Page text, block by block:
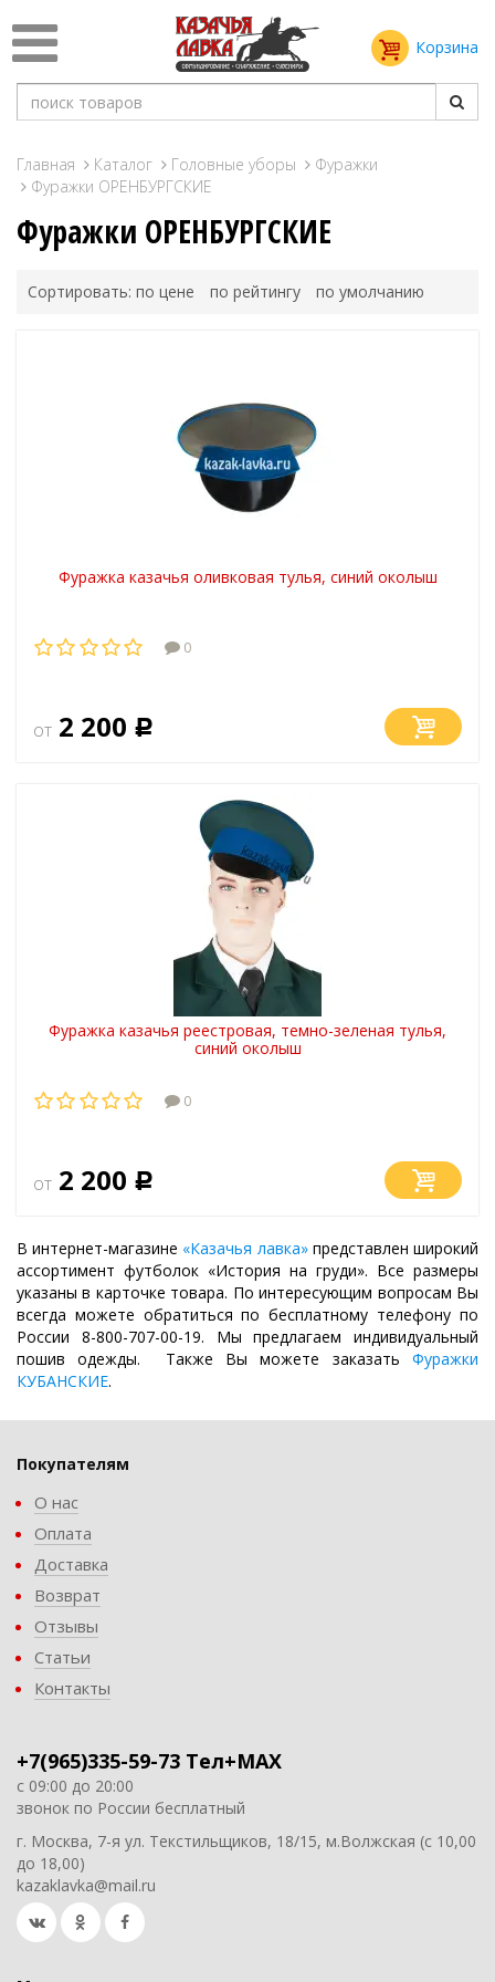
Корзина
Главная Каталог Головные уборы
Фуражки
Фуражки ОРЕНБУРГСКИЕ
Фуражки ОРЕНБУРГСКИЕ
Сортировать: по цене по рейтингу по умолчанию
Фуражка казачья оливковая тулья, синий околыш
0
от 2 200 Р
Фуражка казачья реестровая, темно-зеленая тулья,
синий околыш
0
от 2 200 Р
В интернет-магазине «Казачья лавка»представлен широкий
ассортимент футболок «История на груди». Все размеры
указаны в карточке товара. По интересующим вопросам Вы
всегда можете обратиться по бесплатному телефону по
России 8-800-707-00-19. Мы предлагаем индивидуальный
пошив одежды. Также Вы можете заказать Фуражки
КУБАНСКИЕ.
Покупателям
О нас
Оплата
Доставка
Возврат
Отзывы
Статьи
Контакты
+7(965)335-59-73 Тел+MAX
с 09:00 до 20:00
звонок по России бесплатный
г. Москва, 7-я ул. Текстильщиков, 18/15, м.Волжская (с 10,00
до 18,00)
kazaklavka@mail.ru